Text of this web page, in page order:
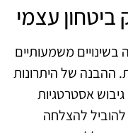
ביטחון עצמי
בשינויים משמעותיים
ההבנה של היתרונות
אסטרטגיות
להוביל להצלחה